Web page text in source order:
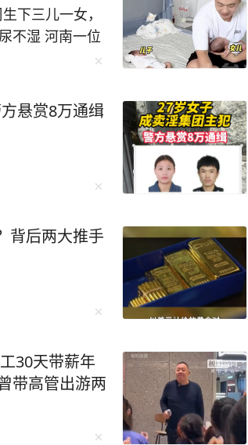
下三儿一女，
不湿 河南一位
，还给孩子们
医生曾建议减
挺着超大孕
人忙得团团
笑着说：“累
四胞胎中唯
请在应用市场
。
悬赏8万通缉
背后两大推手
30天带薪年
带高管出游两